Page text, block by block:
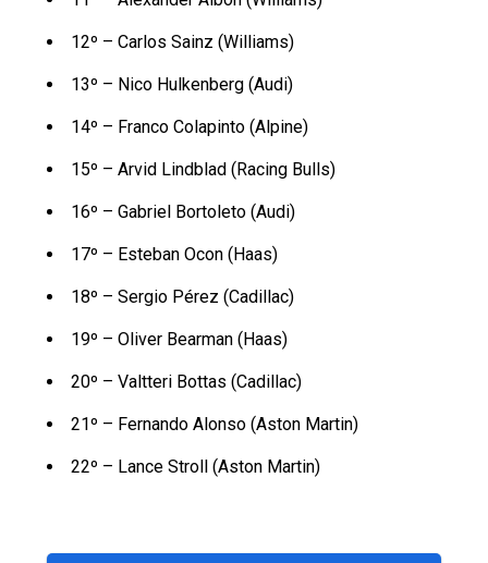
12º – Carlos Sainz (Williams)
13º – Nico Hulkenberg (Audi)
14º – Franco Colapinto (Alpine)
15º – Arvid Lindblad (Racing Bulls)
16º – Gabriel Bortoleto (Audi)
17º – Esteban Ocon (Haas)
18º – Sergio Pérez (Cadillac)
19º – Oliver Bearman (Haas)
20º – Valtteri Bottas (Cadillac)
21º – Fernando Alonso (Aston Martin)
22º – Lance Stroll (Aston Martin)